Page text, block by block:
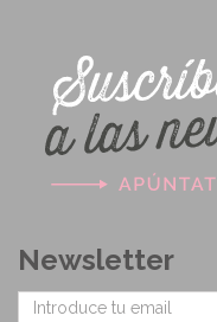
Newsletter